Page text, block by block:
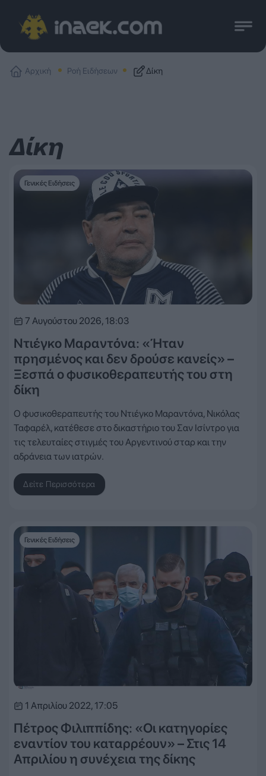
Αρχική Ροή Ειδήσεων Δίκη
Δίκη
Γενικές Ειδήσεις
7 Αυγούστου 2026, 18:03
Ντιέγκο Μαραντόνα: «Ήταν
πρησμένος και δεν δρούσε κανείς» –
Ξεσπά ο φυσικοθεραπευτής του στη
δίκη
Ο φυσικοθεραπευτής του Ντιέγκο Μαραντόνα, Νικόλας
Ταφαρέλ, κατέθεσε στο δικαστήριο του Σαν Ισίντρο για
τις τελευταίες στιγμές του Αργεντινού σταρ και την
αδράνεια των ιατρών.
Δείτε Περισσότερα
Γενικές Ειδήσεις
1 Απριλίου 2022, 17:05
Πέτρος Φιλιππίδης: «Οι κατηγορίες
εναντίον του καταρρέουν» – Στις 14
Απριλίου η συνέχεια της δίκης